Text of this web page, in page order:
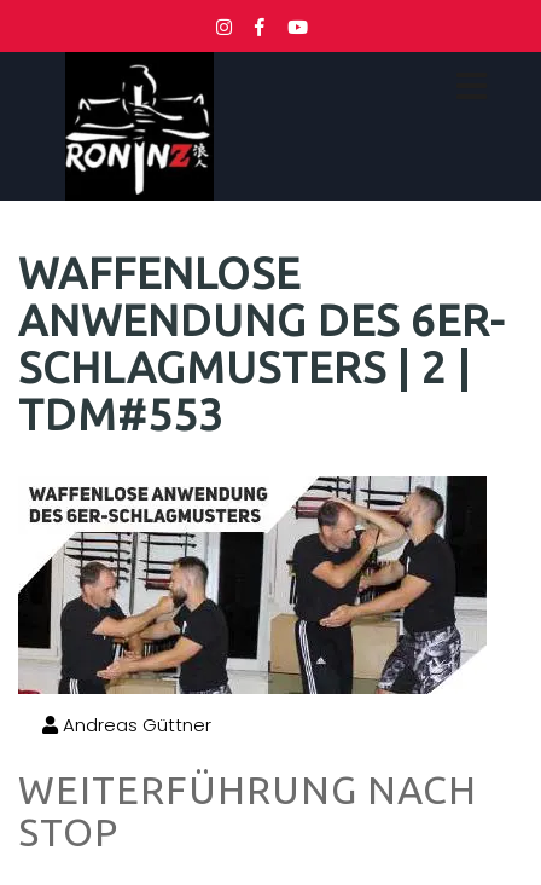
WAFFENLOSE
ANWENDUNG DES 6ER-
SCHLAGMUSTERS | 2 |
TDM#553
Andreas Güttner
WEITERFÜHRUNG NACH
STOP